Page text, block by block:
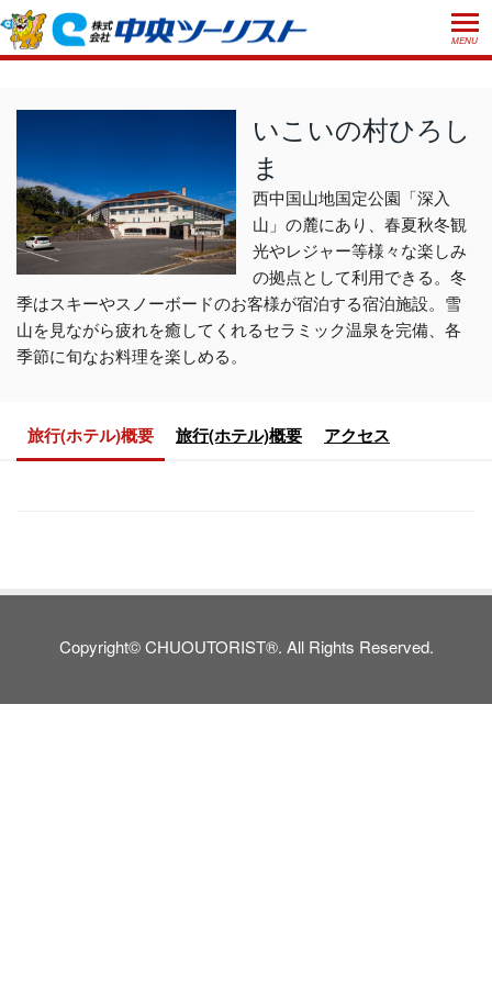
MENU
お申込方法について
お支払いについて
お受取り方法について
取消手数料について
プライバシーポリシー
店舗のご案内
よくあるご質問
会社概要 採用情報
観光庁長官登録旅行業第555号
日本旅行業協会正会員
閉じる
いこいの村ひろし
ま
西中国山地国定公園「深入
山」の麓にあり、春夏秋冬観
光やレジャー等様々な楽しみ
の拠点として利用できる。冬
季はスキーやスノーボードのお客様が宿泊する宿泊施設。雪
山を見ながら疲れを癒してくれるセラミック温泉を完備、各
季節に旬なお料理を楽しめる。
旅行(ホテル)概要 旅行(ホテル)概要 アクセス
Copyright© CHUOUTORIST®. All Rights Reserved.